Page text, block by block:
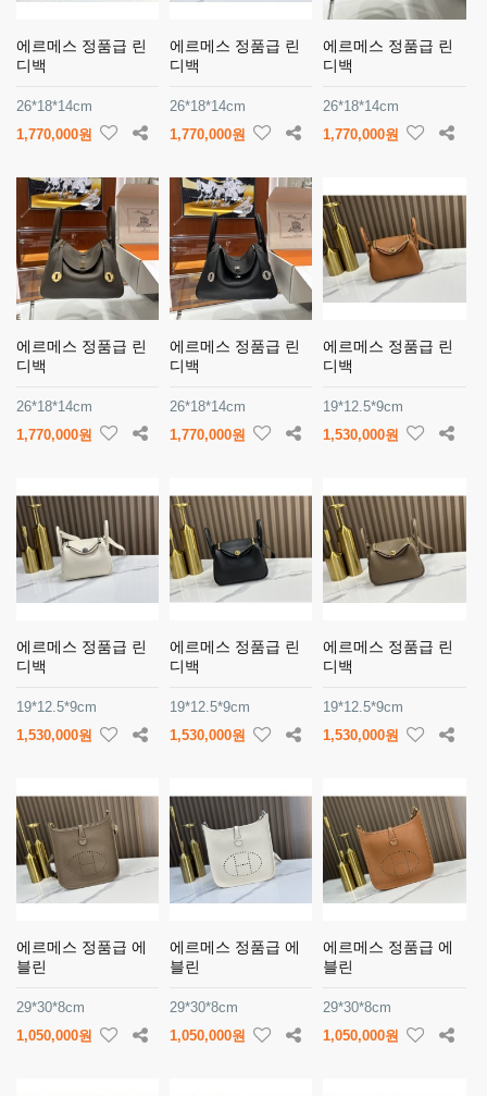
에르메스 정품급 린
디백
26*18*14cm
1,770,000원
에르메스 정품급 린
디백
26*18*14cm
1,770,000원
에르메스 정품급 린
디백
26*18*14cm
1,770,000원
에르메스 정품급 린
디백
26*18*14cm
1,770,000원
에르메스 정품급 린
디백
26*18*14cm
1,770,000원
에르메스 정품급 린
디백
19*12.5*9cm
1,530,000원
에르메스 정품급 린
디백
19*12.5*9cm
1,530,000원
에르메스 정품급 린
디백
19*12.5*9cm
1,530,000원
에르메스 정품급 린
디백
19*12.5*9cm
1,530,000원
에르메스 정품급 에
블린
29*30*8cm
1,050,000원
에르메스 정품급 에
블린
29*30*8cm
1,050,000원
에르메스 정품급 에
블린
29*30*8cm
1,050,000원